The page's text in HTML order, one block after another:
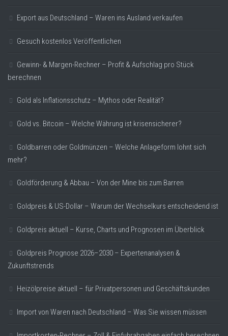
Export aus Deutschland – Waren ins Ausland verkaufen
Gesuch kostenlos Veröffentlichen
Gewinn- & Margen-Rechner – Profit & Aufschlag pro Stück
berechnen
Gold als Inflationsschutz – Mythos oder Realität?
Gold vs. Bitcoin – Welche Währung ist krisensicherer?
Goldbarren oder Goldmünzen – Welche Anlageform lohnt sich
mehr?
Goldförderung & Abbau – Von der Mine bis zum Barren
Goldpreis & US-Dollar – Warum der Wechselkurs entscheidend ist
Goldpreis aktuell – Kurse, Charts und Prognosen im Überblick
Goldpreis Prognose 2026–2030 – Expertenanalysen &
Zukunftstrends
Heizölpreise aktuell – für Privatpersonen und Geschäftskunden
Import von Waren nach Deutschland – Was Sie wissen müssen